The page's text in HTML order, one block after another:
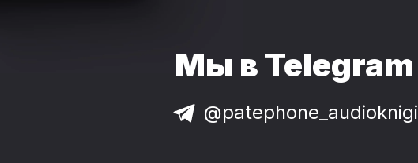
Мы в Telegram
@patephone_audioknigi